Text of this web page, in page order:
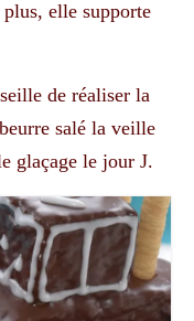
elle supporte
de réaliser la
salé la veille
glaçage le jour J.